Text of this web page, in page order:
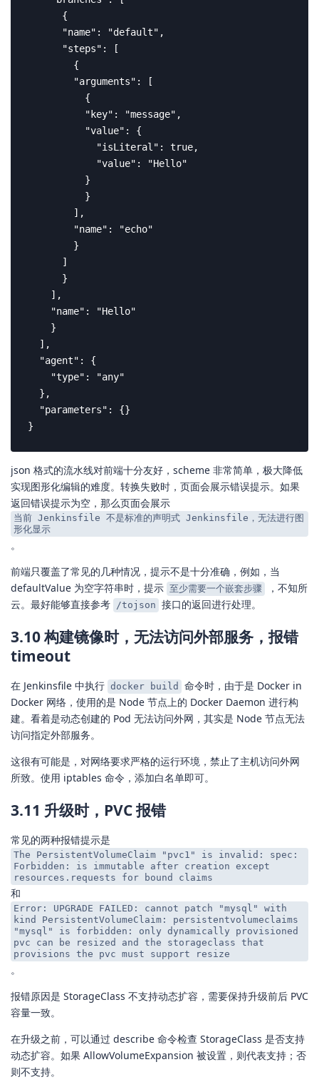
      {
      "name": "default",
      "steps": [
        {
        "arguments": [
          {
          "key": "message",
          "value": {
            "isLiteral": true,
            "value": "Hello"
          }
          }
        ],
        "name": "echo"
        }
      ]
      }
    ],
    "name": "Hello"
    }
  ],
  "agent": {
    "type": "any"
  },
  "parameters": {}
}
json 格式的流水线对前端十分友好，scheme 非常简单，极大降低
实现图形化编辑的难度。转换失败时，页面会展示错误提示。如果
返回错误提示为空，那么页面会展示
当前 Jenkinsfile 不是标准的声明式 Jenkinsfile，无法进行图
形化显示
。
前端只覆盖了常见的几种情况，提示不是十分准确，例如，当
defaultValue 为空字符串时，提示 至少需要一个嵌套步骤
，不知所
云。最好能够直接参考 /tojson 接口的返回进行处理。
3.10 构建镜像时，无法访问外部服务，报错
timeout
在 Jenkinsfile 中执行 docker build
命令时，由于是 Docker in
Docker 网络，使用的是 Node 节点上的 Docker Daemon 进行构
建。看着是动态创建的 Pod 无法访问外网，其实是 Node 节点无法
访问指定外部服务。
这很有可能是，对网络要求严格的运行环境，禁止了主机访问外网
所致。使用 iptables 命令，添加白名单即可。
3.11 升级时，PVC 报错
常见的两种报错提示是
The PersistentVolumeClaim "pvc1" is invalid: spec:
Forbidden: is immutable after creation except
resources.requests for bound claims
和
Error: UPGRADE FAILED: cannot patch "mysql" with
kind PersistentVolumeClaim: persistentvolumeclaims
"mysql" is forbidden: only dynamically provisioned
pvc can be resized and the storageclass that
provisions the pvc must support resize
。
报错原因是 StorageClass 不支持动态扩容，需要保持升级前后 PVC
容量一致。
在升级之前，可以通过 describe 命令检查 StorageClass 是否支持
动态扩容。如果 AllowVolumeExpansion 被设置，则代表支持；否
则不支持。